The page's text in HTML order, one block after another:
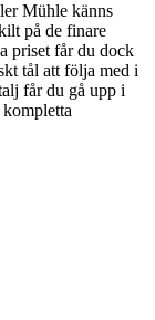
Mühle känns
på de finare
priset får du dock
tål att följa med i
får du gå upp i